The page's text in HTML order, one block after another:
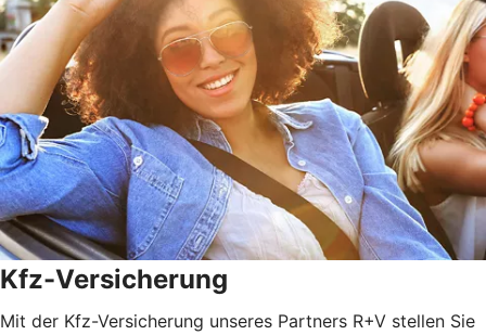
Kfz-Versicherung
Mit der Kfz-Versicherung unseres Partners R+V stellen Sie